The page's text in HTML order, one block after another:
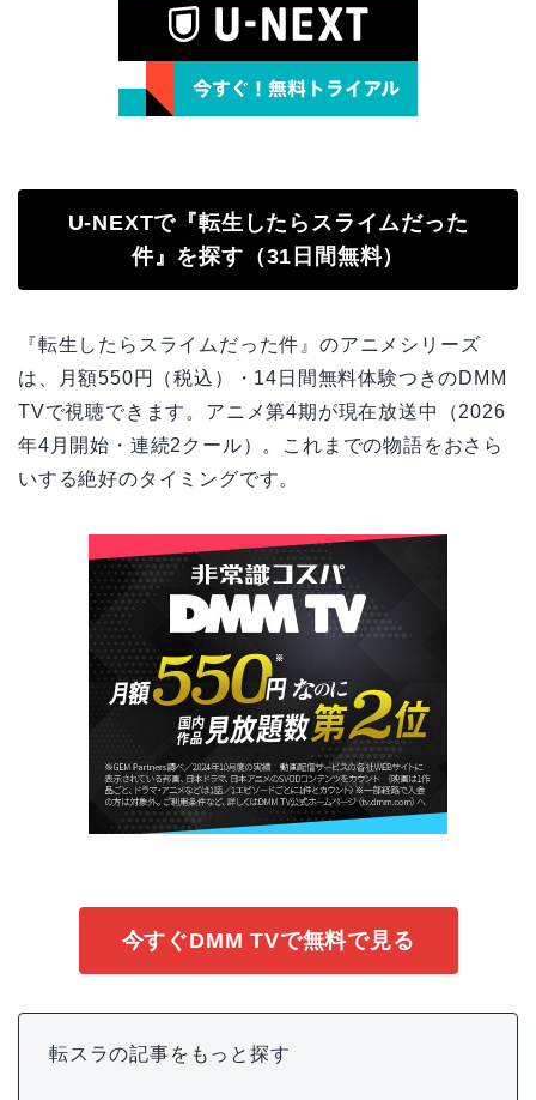
U-NEXTで『転生したらスライムだった
件』を探す（31日間無料）
『転生したらスライムだった件』のアニメシリーズ
は、月額550円（税込）・14日間無料体験つきのDMM
TVで視聴できます。アニメ第4期が現在放送中（2026
年4月開始・連続2クール）。これまでの物語をおさら
いする絶好のタイミングです。
今すぐDMM TVで無料で見る
転スラの記事をもっと探す